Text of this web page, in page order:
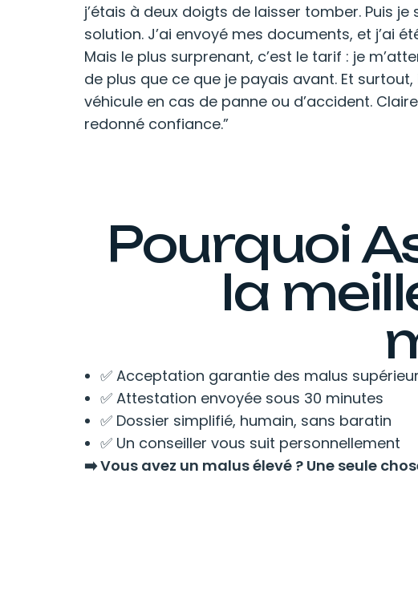
j’étais à deux doigts de laisser tomber. Puis je
solution. J’ai envoyé mes documents, et j’ai
Mais le plus surprenant, c’est le tarif : je
de plus que ce que je payais avant. Et
véhicule en cas de panne ou d’accident.
redonné confiance.”
Pourquoi
la
✅ Acceptation garantie des malus supérieur
✅ Attestation envoyée sous 30 minutes
✅ Dossier simplifié, humain, sans baratin
✅ Un conseiller vous suit personnellement
➡️ Vous avez un malus élevé ? Une seule